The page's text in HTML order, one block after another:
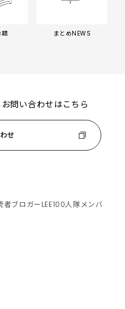
題 まとめNEWS
問い合わせはこちら
せ
者ブロガーLEE100人隊メンバ